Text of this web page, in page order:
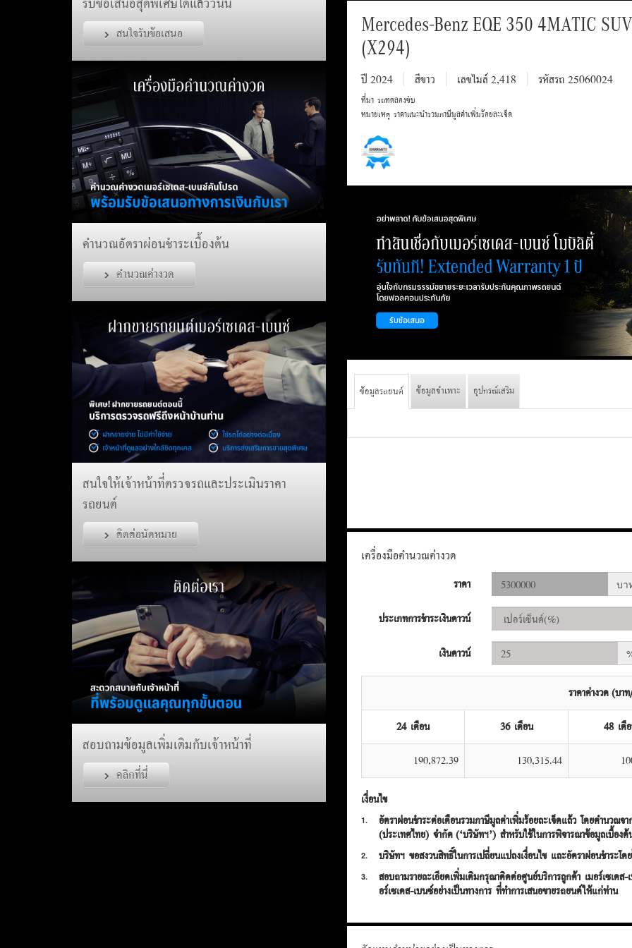
Mercedes-Benz EQE 350 4MATIC
(X294)
ปี 2024 สีขาว เลขไมล์ 2,418 รหัสรถ 25060024
ที่มา รถทดลองขับ
หมายเหตุ ราคาแนะนำรวมภาษีมูลค่าเพิ่มร้อยละเจ็ด
ข้อมูลรถยนต์ ข้อมูลจำเพาะ อุปกรณ์เสริม
เครื่องมือคำนวณค่างวด
ราคา บา
ประเภทการชำระเงินดาวน์
เงินดาวน์
ราคาค่างวด (บา
24 เดือน
36 เดือน
48 เดื
190,872.39
130,315.44
เงื่อนไข
1. อัตราผ่อนชำระต่อเดือนรวมภาษีมูลค่าเพิ่มร้อยละเจ็ดแล้ว โดยคำนวณ
(ประเทศไทย) จำกัด (‘บริษัทฯ’) สำหรับใช้ในการพิจารณาข้อมูลเบื้องต้
2. บริษัทฯ ขอสงวนสิทธิ์ในการเปลี่ยนแปลงเงื่อนไข และอัตราผ่อนชำระโด
3. สอบถามรายละเอียดเพิ่มเติมกรุณาติดต่อศูนย์บริการลูกค้า เมอร์เซเด
อร์เซเดส-เบนซ์อย่างเป็นทางการ ที่ทำการเสนอขายรถยนต์ให้แก่ท่าน
สนใจรับข้อเสนอ
คำนวณอัตราผ่อนชำระเบื้องต้น
คำนวณค่างวด
สนใจให้เจ้าหน้าที่ตรวจรถและประเมินราคา
รถยนต์
ติดต่อนัดหมาย
สอบถามข้อมูลเพิ่มเติมกับเจ้าหน้าที่
คลิกที่นี่